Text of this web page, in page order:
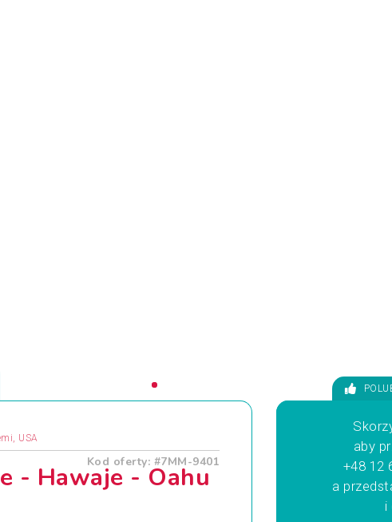
USA
Kod oferty: #7MM-9401
- Hawaje - Oahu
aby
+48 12
a
i